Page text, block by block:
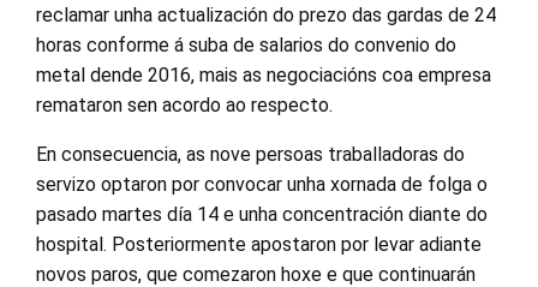
reclamar unha actualización do prezo das gardas de 24
horas conforme á suba de salarios do convenio do
metal dende 2016, mais as negociacións coa empresa
remataron sen acordo ao respecto.
En consecuencia, as nove persoas traballadoras do
servizo optaron por convocar unha xornada de folga o
pasado martes día 14 e unha concentración diante do
hospital. Posteriormente apostaron por levar adiante
novos paros, que comezaron hoxe e que continuarán